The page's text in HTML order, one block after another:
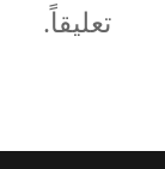
تعليقاً.